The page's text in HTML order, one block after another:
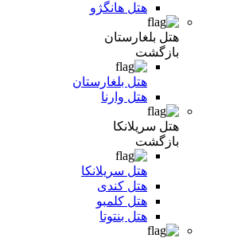
هتل هانگژو
هتل بلغارستان
بازگشت
هتل بلغارستان
هتل وارنا
هتل سریلانکا
بازگشت
هتل سریلانکا
هتل کندی
هتل کلمبو
هتل بنتوتا